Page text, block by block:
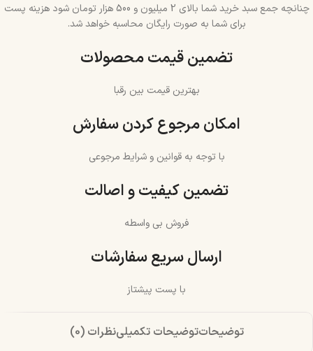
چنانچه جمع سبد خرید شما بالای 2 میلیون و 500 هزار تومان شود هزینه پست
برای شما به صورت رایگان محاسبه خواهد شد.
تضمین قیمت محصولات
بهترین قیمت بین رقبا
امکان مرجوع کردن سفارش
با توجه به قوانین و شرایط مرجوعی
تضمین کیفیت و اصالت
فروش بی واسطه
ارسال سریع سفارشات
با پست پیشتاز
توضیحاتتوضیحات تکمیلینظرات (0)